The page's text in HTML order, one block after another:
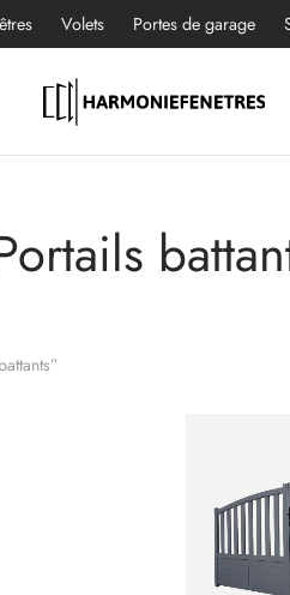
Volets Portes de garage